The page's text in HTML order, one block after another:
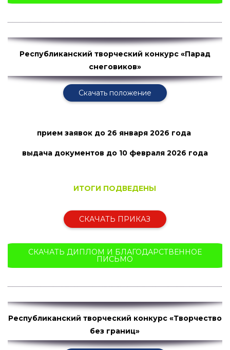
Республиканский творческий конкурс «Парад
снеговиков»
Скачать положение
прием заявок до 26 января 2026 года
выдача документов до 10 февраля2026 года
ИТОГИ ПОДВЕДЕНЫ
СКАЧАТЬ ПРИКАЗ
СКАЧАТЬ ДИПЛОМ И БЛАГОДАРСТВЕННОЕ
ПИСЬМО
Республиканский творческий конкурс «Творчество
без границ»